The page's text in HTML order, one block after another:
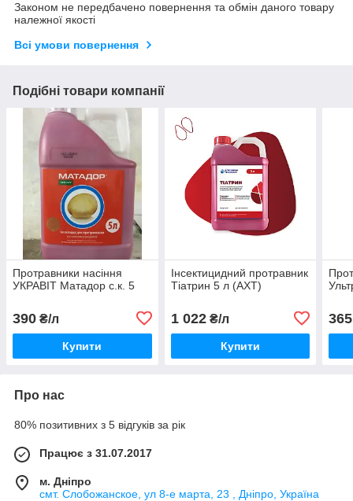
Законом не передбачено повернення та обмін даного товару
належної якості
Всі умови повернення
Подібні товари компанії
Протравники насіння
УКРАВІТ Матадор с.к. 5
390 ₴/л
Купити
Інсектицидний протравник
Тіатрин 5 л (АХТ)
1 022₴/л
Купити
365
Про нас
80% позитивних з 5 відгуків за рік
Працює з 31.07.2017
м. Дніпро
смт. Слобожанское, ул 8-е марта, 23 , Дніпро, Україна